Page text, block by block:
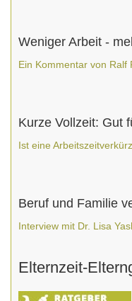
Weniger Arbeit -
Ein Kommentar von Ralf
Kurze Vollzeit: Gut
Ist eine
Beruf und Familie
Interview mit Dr. Lisa
Elternzeit-